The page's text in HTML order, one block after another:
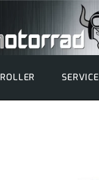
ROLLER SERVICE